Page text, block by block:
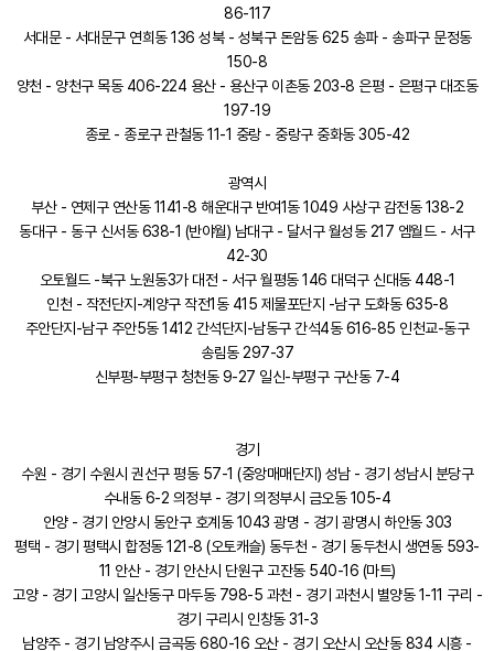
86-117
서대문 - 서대문구 연희동 136 성북 - 성북구 돈암동 625 송파 - 송파구 문정동
150-8
양천 - 양천구 목동 406-224 용산 - 용산구 이촌동 203-8 은평 - 은평구 대조동
197-19
종로 - 종로구 관철동 11-1 중랑 - 중랑구 중화동 305-42
광역시
부산 - 연제구 연산동 1141-8 해운대구 반여1동 1049 사상구 감전동 138-2
동대구 - 동구 신서동 638-1 (반야월) 남대구 - 달서구 월성동 217 엠월드 - 서구
42-30
오토월드 -북구 노원동3가 대전 - 서구 월평동 146 대덕구 신대동 448-1
인천 - 작전단지-계양구 작전1동 415 제물포단지 -남구 도화동 635-8
주안단지-남구 주안5동 1412 간석단지-남동구 간석4동 616-85 인천교-동구
송림동 297-37
신부평-부평구 청천동 9-27 일신-부평구 구산동 7-4
경기
수원 - 경기 수원시 권선구 평동 57-1 (중앙매매단지) 성남 - 경기 성남시 분당구
수내동 6-2 의정부 - 경기 의정부시 금오동 105-4
안양 - 경기 안양시 동안구 호계동 1043 광명 - 경기 광명시 하안동 303
평택 - 경기 평택시 합정동 121-8 (오토캐슬) 동두천 - 경기 동두천시 생연동 593-
11 안산 - 경기 안산시 단원구 고잔동 540-16 (마트)
고양 - 경기 고양시 일산동구 마두동 798-5 과천 - 경기 과천시 별양동 1-11 구리 -
경기 구리시 인창동 31-3
남양주 - 경기 남양주시 금곡동 680-16 오산 - 경기 오산시 오산동 834 시흥 -